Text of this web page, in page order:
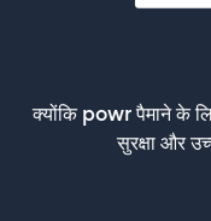
क्योंकि powr पैमाने के
सुरक्षा और